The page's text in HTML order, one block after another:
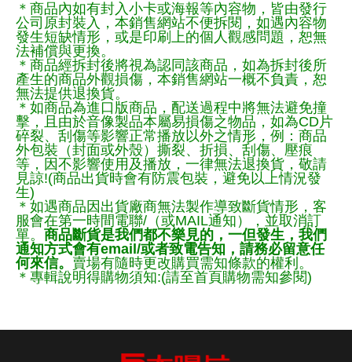
＊商品內如有封入小卡或海報等內容物，皆由發行
公司原封裝入，本銷售網站不便拆閱，如遇內容物
發生短缺情形，或是印刷上的個人觀感問題，恕無
法補償與更換。
＊商品經拆封後將視為認同該商品，如為拆封後所
產生的商品外觀損傷，本銷售網站一概不負責，恕
無法提供退換貨。
＊如商品為進口版商品，配送過程中將無法避免撞
擊，且由於音像製品本屬易損傷之物品，如為CD片
碎裂、刮傷等影響正常播放以外之情形，例：商品
外包裝（封面或外殼）撕裂、折損、刮傷、壓痕
等，因不影響使用及播放，一律無法退換貨，敬請
見諒!(商品出貨時會有防震包裝，避免以上情況發
生)
＊如遇商品因出貨廠商無法製作導致斷貨情形，客
服會在第一時間電聯/（或MAIL通知），並取消訂
單。 商品斷貨是我們都不樂見的，一但發生，我們
通知方式會有email/或者致電告知，請務必留意任
何來信。 賣場有隨時更改購買需知條款的權利。
＊專輯說明得購物須知:(請至首頁購物需知參閱)